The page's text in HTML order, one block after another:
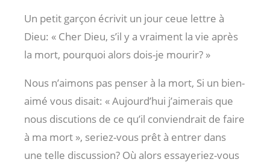
Un petit garçon écrivit un jour ceue lettre à
Dieu: « Cher Dieu, s’il y a vraiment la vie après
la mort, pourquoi alors dois-je mourir? »
Nous n’aimons pas penser à la mort, Si un bien-
aimé vous disait: « Aujourd’hui j’aimerais que
nous discutions de ce qu’il conviendrait de faire
à ma mort », seriez-vous prêt à entrer dans
une telle discussion? Où alors essayeriez-vous